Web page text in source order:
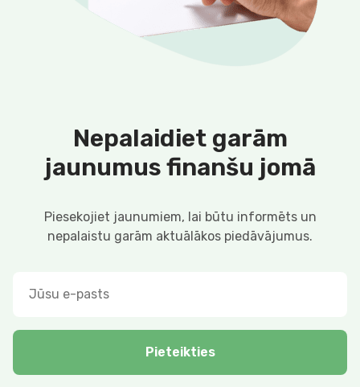
Nepalaidiet garām
jaunumus finanšu jomā
Piesekojiet jaunumiem, lai būtu informēts un
nepalaistu garām aktuālākos piedāvājumus.
Pieteikties